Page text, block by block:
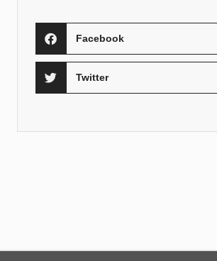
Facebook
Twitter